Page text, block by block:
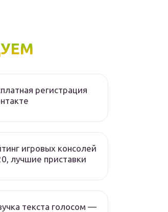
регистрация
игровых консолей
лучшие приставки
текста голосом —